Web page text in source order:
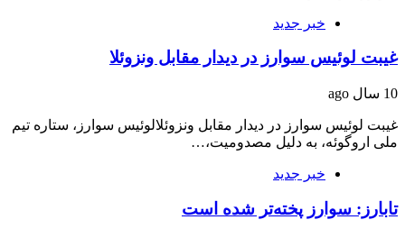
خبر جدید
غیبت لوئیس سوارز در دیدار مقابل ونزوئلا
10 سال ago
غیبت لوئیس سوارز در دیدار مقابل ونزوئلالوئیس سوارز، ستاره تیم
ملی اروگوئه، به دلیل مصدومیت،…
خبر جدید
تابارز: سوارز پخته‌تر شده است